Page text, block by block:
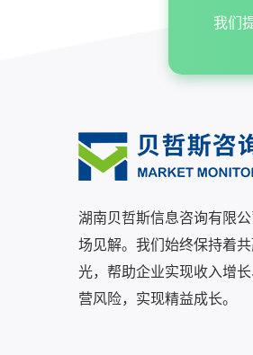
我们
湖南贝哲斯信息咨询有限
场见解。我们始终保持着
光，帮助企业实现收入增
营风险，实现精益成长。